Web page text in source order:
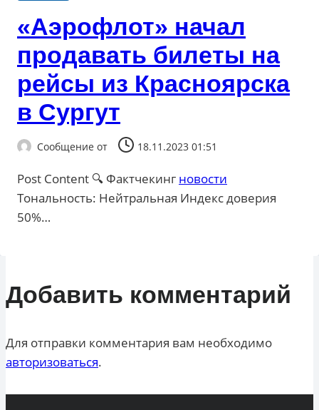
«Аэрофлот» начал
продавать билеты на
рейсы из Красноярска
в Сургут
Сообщение от 18.11.2023 01:51
Post Content 🔍 Фактчекинг новости
Тональность: Нейтральная Индекс доверия
50%…
Добавить комментарий
Для отправки комментария вам необходимо
авторизоваться.